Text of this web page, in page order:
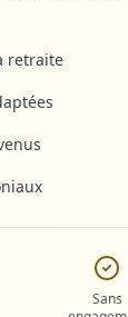
retraite
Sans